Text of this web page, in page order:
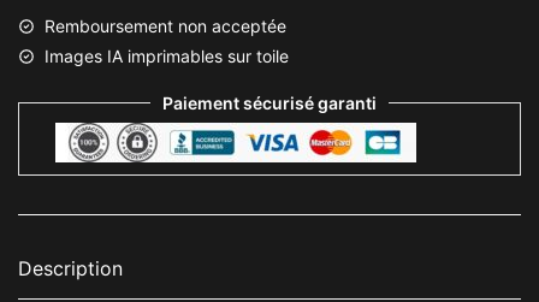
Remboursement non acceptée
Images IA imprimables sur toile
Paiement sécurisé garanti
Description